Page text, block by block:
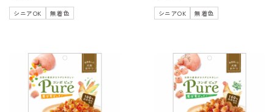
シニアOK 無着色 シニアOK 無着色